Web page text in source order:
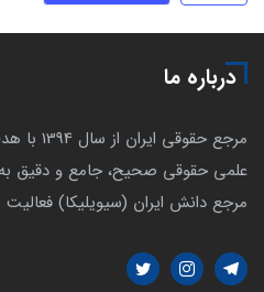
درباره ما
مرجع
علمی حقوقی صحیح، جامع و دقیق
مرجع دانش ایران (سیویلیکا)